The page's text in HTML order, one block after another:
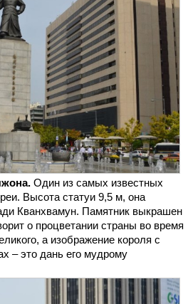
Один из самых известных
Высота статуи 9,5 м, она
Кванхвамун. Памятник выкрашен
о процветании страны во время
а изображение короля с
– это дань его мудрому